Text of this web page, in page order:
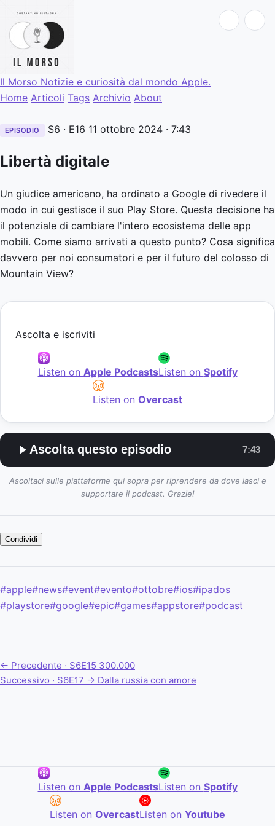
Il Morso Notizie e curiosità dal mondo Apple.
Home Articoli Tags Archivio About
EPISODIO S6 · E16 11 ottobre 2024 · 7:43
Libertà digitale
Un giudice americano, ha ordinato a Google di rivedere il
modo in cui gestisce il suo Play Store. Questa decisione ha
il potenziale di cambiare l'intero ecosistema delle app
mobili. Come siamo arrivati a questo punto? Cosa significa
davvero per noi consumatori e per il futuro del colosso di
Mountain View?
Ascolta e iscriviti
Listen on Apple PodcastsListen on Spotify
Listen on Overcast
Ascolta questo episodio 7:43
Ascoltaci sulle piattaforme qui sopra per riprendere da dove lasci e
supportare il podcast. Grazie!
Condividi
#apple#news#event#evento#ottobre#ios#ipados
#playstore#google#epic#games#appstore#podcast
← Precedente · S6E15 300.000
Successivo · S6E17 → Dalla russia con amore
Listen on Apple PodcastsListen on Spotify
Listen on OvercastListen on Youtube